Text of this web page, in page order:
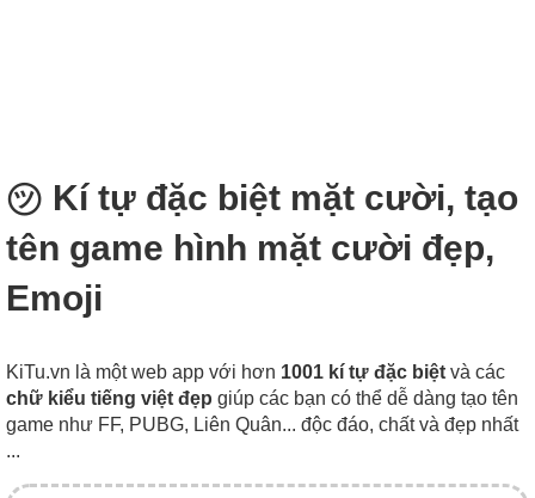
㋡ Kí tự đặc biệt mặt cười, tạo
tên game hình mặt cười đẹp,
Emoji
KiTu.vn là một web app với hơn 1001 kí tự đặc biệt và các
chữ kiểu tiếng việt đẹp giúp các bạn có thể dễ dàng tạo tên
game như FF, PUBG, Liên Quân... độc đáo, chất và đẹp nhất
...